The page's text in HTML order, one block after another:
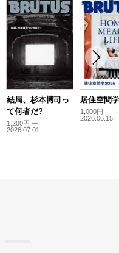
結局、杉本博司っ
て何者だ?
1,200円 —
2026.07.01
居住空間
1,000円 —
2026.06.15